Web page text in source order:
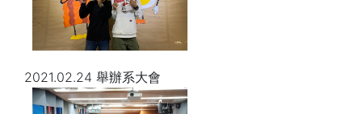
2021.02.24 舉辦系大會